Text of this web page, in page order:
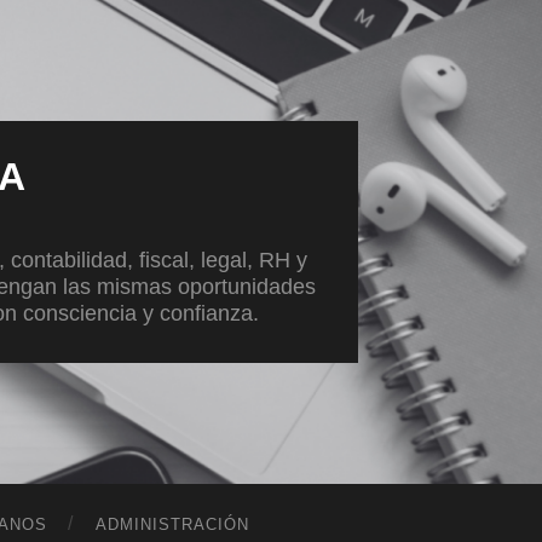
contabilidad, fiscal, legal, RH y
las mismas oportunidades
consciencia y confianza.
ADMINISTRACIÓN